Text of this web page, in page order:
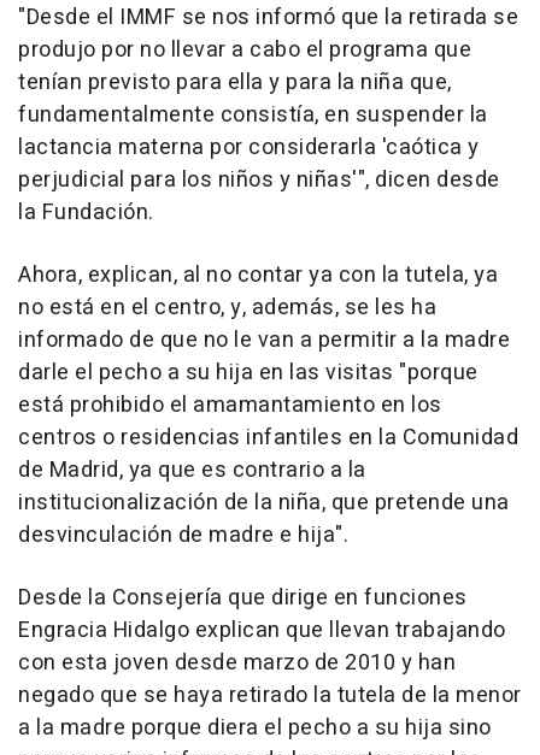
"Desde el IMMF se nos informó que la retirada se
produjo por no llevar a cabo el programa que
tenían previsto para ella y para la niña que,
fundamentalmente consistía, en suspender la
lactancia materna por considerarla 'caótica y
perjudicial para los niños y niñas'", dicen desde
la Fundación.
Ahora, explican, al no contar ya con la tutela, ya
no está en el centro, y, además, se les ha
informado de que no le van a permitir a la madre
darle el pecho a su hija en las visitas "porque
está prohibido el amamantamiento en los
centros o residencias infantiles en la Comunidad
de Madrid, ya que es contrario a la
institucionalización de la niña, que pretende una
desvinculación de madre e hija".
Desde la Consejería que dirige en funciones
Engracia Hidalgo explican que llevan trabajando
con esta joven desde marzo de 2010 y han
negado que se haya retirado la tutela de la menor
a la madre porque diera el pecho a su hija sino